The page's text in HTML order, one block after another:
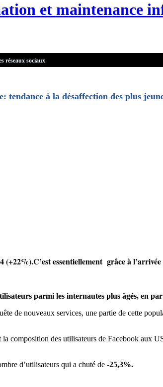
et maintenance
réseaux sociaux
tendance à la désaffection des plus
essentiellement grâce à
parmi les internautes plus âgés, en
de nouveaux services, une partie de cette
la composition des utilisateurs de Facebook aux
d’utilisateurs qui a chuté de -25,3%.